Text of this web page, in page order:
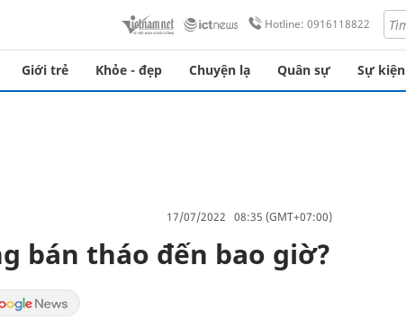
Hotline: 0916118822
Giới trẻ Khỏe - đẹp Chuyện lạ Quân sự Sự kiện
17/07/2022 08:35 (GMT+07:00)
bán tháo đến bao giờ?